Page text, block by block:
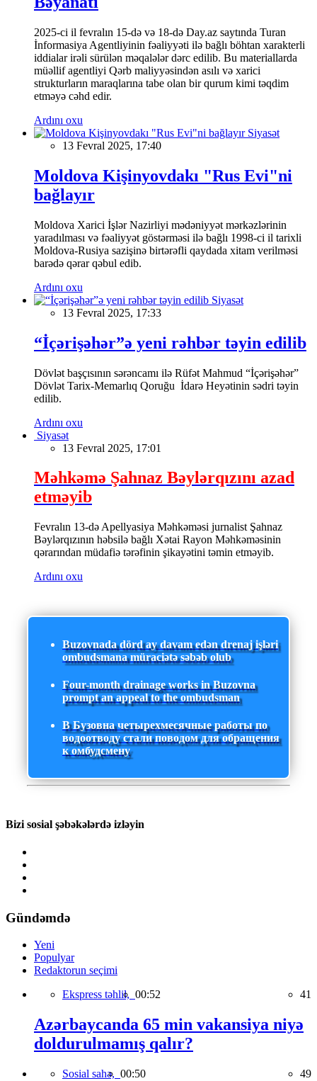
2025-ci il fevralın 15-də və 18-də Day.az saytında Turan
İnformasiya Agentliyinin fəaliyyəti ilə bağlı böhtan xarakterli
iddialar irəli sürülən məqalələr dərc edilib. Bu materiallarda
müəllif agentliyi Qərb maliyyəsindən asılı və xarici
strukturların maraqlarına tabe olan bir qurum kimi təqdim
etməyə cəhd edir.
Ardını oxu
Siyasət
13 Fevral 2025, 17:40
Moldova Kişinyovdakı "Rus Evi"ni
bağlayır
Moldova Xarici İşlər Nazirliyi mədəniyyət mərkəzlərinin
yaradılması və fəaliyyət göstərməsi ilə bağlı 1998-ci il tarixli
Moldova-Rusiya sazişinə birtərəfli qaydada xitam verilməsi
barədə qərar qəbul edib.
Ardını oxu
Siyasət
13 Fevral 2025, 17:33
“İçərişəhər”ə yeni rəhbər təyin edilib
Dövlət başçısının sərəncamı ilə Rüfət Mahmud “İçərişəhər”
Dövlət Tarix-Memarlıq Qoruğu İdarə Heyətinin sədri təyin
edilib.
Ardını oxu
Siyasət
13 Fevral 2025, 17:01
Məhkəmə Şahnaz Bəylərqızını azad
etməyib
Fevralın 13-də Apellyasiya Məhkəməsi jurnalist Şahnaz
Bəylərqızının həbsilə bağlı Xətai Rayon Məhkəməsinin
qərarından müdafiə tərəfinin şikayətini təmin etməyib.
Ardını oxu
Buzovnada dörd ay davam edən drenaj işləri
ombudsmana müraciətə səbəb olub
Four-month drainage works in Buzovna
prompt an appeal to the ombudsman
В Бузовна четырехмесячные работы по
водоотводу стали поводом для обращения
к омбудсмену
Bizi sosial şəbəkələrdə izləyin
Gündəmdə
Yeni
Populyar
Redaktorun seçimi
Ekspress təhlil, 00:52 41
Azərbaycanda 65 min vakansiya niyə
doldurulmamış qalır?
Sosial sahə, 00:50 49